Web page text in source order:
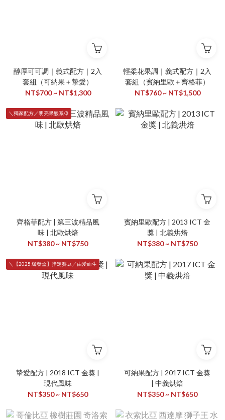
醇厚可可調｜義式配方｜2入
套組（可納果＋摯愛）
NT$700 ~ NT$1,300
輕柔花果調｜義式配方｜2入
套組（賓納里歐＋齊格菲）
NT$760 ~ NT$1,500
＼獨家配方／明亮果酸系🍋
齊格菲配方 | 第三波精品風
味 | 北歐烘焙
NT$380 ~ NT$750
賓納里歐配方 | 2013 ICT 金
獎 | 北義烘焙
NT$380 ~ NT$750
＼【2025 珈發盃】指定賽豆／由愛而生
摯愛配方 | 2018 ICT 金獎 |
現代風味
NT$350 ~ NT$650
可納果配方 | 2017 ICT 金獎
| 中義烘焙
NT$350 ~ NT$650